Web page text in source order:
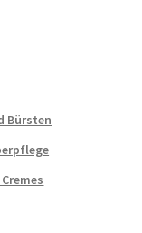
Bürsten